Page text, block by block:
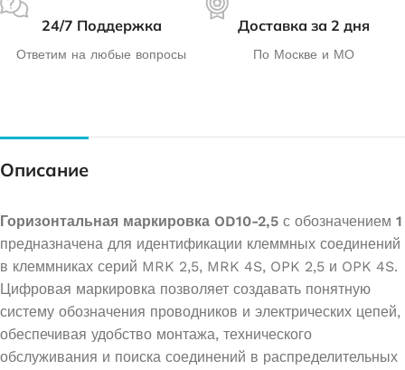
24/7 Поддержка
Ответим на любые вопросы
Доставка за 2 дня
По Москве и МО
Описание
Горизонтальная маркировка OD10-2,5 с обозначением 1
предназначена для идентификации клеммных соединений
в клеммниках серий MRK 2,5, MRK 4S, OPK 2,5 и OPK 4S.
Цифровая маркировка позволяет создавать понятную
систему обозначения проводников и электрических цепей,
обеспечивая удобство монтажа, технического
обслуживания и поиска соединений в распределительных